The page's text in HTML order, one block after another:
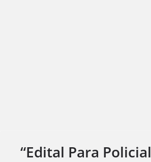
“Edital Para Policial